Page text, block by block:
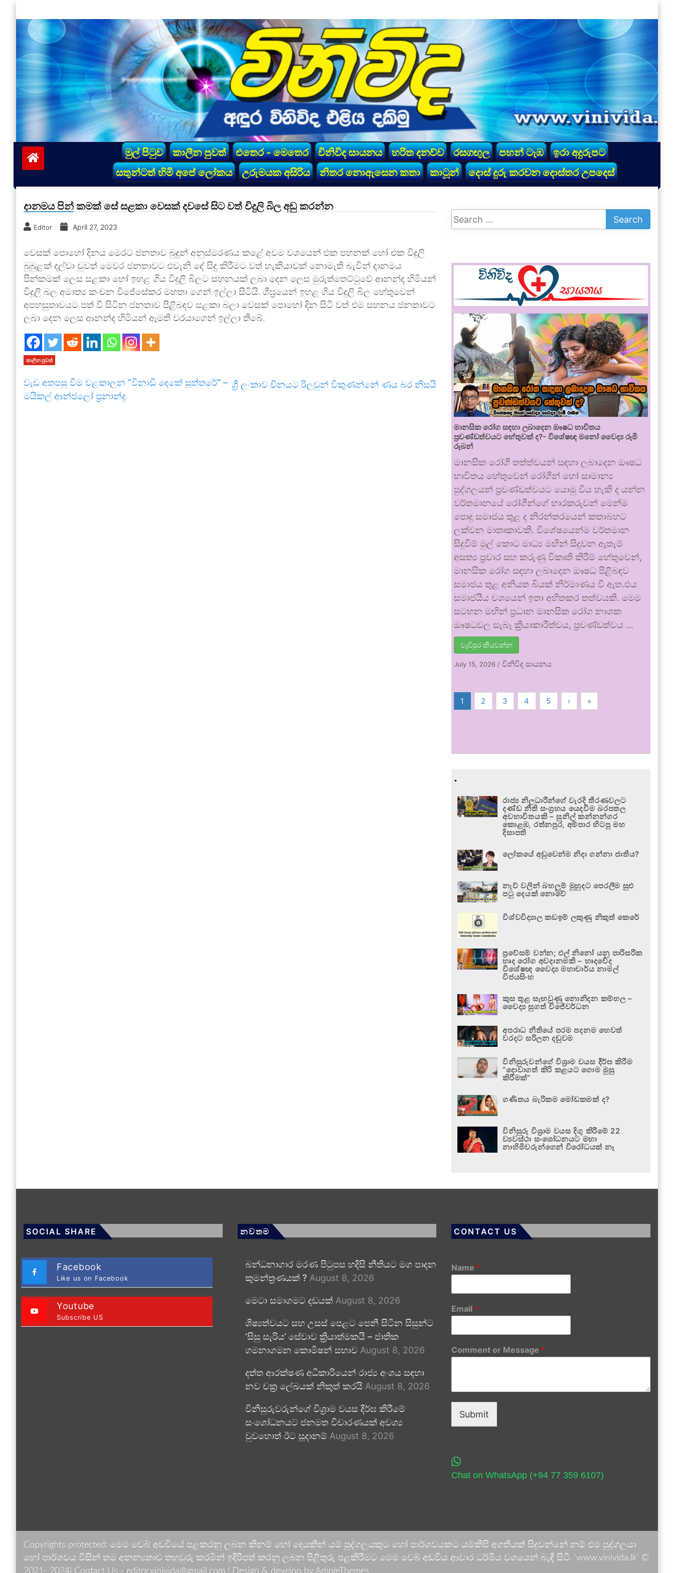
to
content
vinivida.lk
මුල් පිටුව කාලීන පුවත් එතෙර - මෙතෙර විනිවිද සායනය හරිත දනව්ව රසගඟුල පහන් ටැඹ
ඉරා අදුරුපට
සතුන්ටත් හිමි අපේ ලෝකය
උරුමයක අසිරිය නිතර නොඇසෙන කතා කාටූන් දොස් දුරු කරවන දොස්තර උපදෙස්
දානමය පින් කමක් සේ සළකා වෙසක් දවසේ සිට වත් විදුලි බිල අඩු කරන්න
Editor April 27, 2023
වෙසක් පොහෝ දිනය මෙරට ජනතාව බුදුන් අනුස්මරණය කළේ අවම වශයෙන් එක පහනක් හෝ එක විදුලි
බුබුළක් දල්වා වුවත් මෙවර ජනතාවට එවැනි දේ සිදු කිරීමට වත් හැකියාවක් නොමැති බැවින් දානමය
පින්කමක් ලෙස සළකා හෝ ඉහළ ගිය විදුලි බිලට සහනයක් ලබා දෙන ලෙස මුරුත්තෙට්ටුවේ ආනන්ද හිමියන්
විදුලි බල අමාත්‍ය කංචන විජේසේකර මහතා ගෙන් ඉල්ලා සිටියි. ශීඝ්‍රයෙන් ඉහළ ගිය විදුලි බිල හේතුවෙන්
අපහසුතාවයට පත් වී සිටින ජනතාව පිළිබඳව සළකා බලා වෙසක් පොහෝ දින සිටි වත් එම සහනය ජනතාවට
ලබා දෙන ලෙස ආනන්ද හිමියන් ඇමති වරයාගෙන් ඉල්ලා තිබේ.
කාලීන පුවත්
වැඩ අතපසු වීම වළකාලන “විනාඩි දෙකේ සූත්තරේ” –
මයිකල් ආන්ජලෝ ප්‍රනාන්දු
ශ්‍රී ලංකාව චීනයට රිලවුන් විකුණන්නේ ණ‍ය බර නිසයි
මානසික රෝග සඳහා ලබාදෙන ඖෂධ භාවිතය
ප්‍රචණ්ඩත්වයට හේතුවක් ද?- විශේෂඥ මනෝ වෛද්‍ය රූමි
රූබන්
මානසික රෝගී තත්ත්වයන් සඳහා ලබාදෙන ඖෂධ
භාවිතය හේතුවෙන් රෝගීන් හෝ සාමාන්‍ය
පුද්ගලයන් ප්‍රචණ්ඩත්වයට යොමු විය හැකි ද යන්න
වර්තමානයේ රෝගීන්ගේ භාරකරුවන් මෙන්ම
පොදු සමාජය තුළ ද නිරන්තරයෙන් කතාබහට
ලක්වන මාතෘකාවකි. විශේෂයෙන්ම වර්තමාන
සිදුවීම් මුල් කොට මාධ්‍ය මඟින් සිදුවන ඇතැම්
අසත්‍ය ප්‍රචාර සහ කරුණු විකෘති කිරීම් හේතුවෙන්,
මානසික රෝග සඳහා ලබාදෙන ඖෂධ පිළිබඳව
සමාජය තුළ අනියත බියක් නිර්මාණය වී ඇත.එය
සමාජයීය වශයෙන් ඉතා අහිතකර තත්වයකි. මෙම
සටහන මඟින් ප්‍රධාන මානසික රෝග නාශක
ඖෂධවල සැබෑ ක්‍රියාකාරීත්වය, ප්‍රචණ්ඩත්වය …
වැඩිපුර කියවන්න
July 15, 2026 /විනිවිද සායනය
1 2 3 4 5 › »
.
රාජ්‍ය නිලධාරීන්ගේ වැරදි තීරණවලට
දණ්ඩ නීති සංග්‍රහය යෙදවීම බරපතල
අවභාවිතයකි – සුනිල් කන්නන්ගර
කොළඹ, රත්නපුර, අම්පාර හිටපු මහ
දිසාපති
ලෝකයේ අඩුවෙන්ම නිදා ගන්නා ජාතිය?
නැව් වලින් බහලුම් මුහුදට පෙරලීම සුළු
පටු දෙයක් නොවේ
විශ්වවිද්‍යාල කඩඉම් ලකුණු නිකුත් කෙරේ
ප්‍රවේසම් වන්න; එල් නිනෝ යනු පාරිසරික
හෘද රෝග අවදානමකි – හෘදවේද
විශේෂඥ වෛද්‍ය මහාචාර්ය නාමල්
විජයසිංහ
කුස තුළ සැඟවුණු නොනිදන කම්හල –
වෛද්‍ය සුගත් විජේවර්ධන
අපරාධ නීතියේ පරම පදනම හෙවත්
වරදට සරිලන දඬුවම
විනිසුරුවන්ගේ විශ්‍රාම වයස දීර්ඝ කිරීම
“දොවාගත් කිරි කළයට ගොම මුසු
කිරීමක්”
ගණිතය බැරිකම මෝඩකමක් ද?
විනිසුරු විශ්‍රාම වයස දිගු කිරීමේ 22
ව්‍යවස්ථා සංශෝධනයට මහා
නාහිමිවරුන්ගෙන් විරෝධයක් නෑ
SOCIAL SHARE
Facebook
Like us on Facebook
Youtube
Subscribe US
නවතම
බන්ධනාගාර මරණ පිටුපස හදිසි නීතියට මග පාදන
කුමන්ත්‍රණයක් ? August 8, 2026
මෙටා සමාගමට දඩයක් August 8, 2026
ශිෂ්‍යත්වයට සහ උසස් පෙළට පෙනී සිටින සිසුන්ට
‘සිසු සැරිය’ සේවාව ක්‍රියාත්මකයි – ජාතික
ගමනාගමන කොමිෂන් සභාව August 8, 2026
දත්ත ආරක්ෂණ අධිකාරියෙන් රාජ්‍ය අංශය සඳහා
නව චක්‍ර ලේඛයක් නිකුත් කරයි August 8, 2026
විනිසුරුවරුන්ගේ විශ්‍රාම වයස දීර්ඝ කිරීමේ
සංශෝධනයට ජනමත විචාරණයක් අවශ්‍ය
වුවහොත් ඊට සූදානම් August 8, 2026
CONTACT US
Name *
Email *
Comment or Message *
Submit
Chat on WhatsApp (+94 77 359 6107)
Copyrights protected: මෙම වෙබ් අඩවියේ පළකරනු ලබන කිනම් හෝ දෙයකින් යම් පුද්ගලයකුට හෝ පාර්ශවයකට යම්කිසි අගතියක් සිදුවන්නේ නම් එම පුද්ගලයා
හෝ පාර්ශවය විසින් තම අනන්‍යතාව තහවුරු කරමින් ඉදිරිපත් කරනු ලබන පිළිතුරු පළකිරීමට මෙම වෙබ් අඩවිය ආචාර ධර්මීය වශයෙන් බැඳී සිටී. 'www.vinivida.lk' ©
2021- 2024| Contact Us - editor.vinivida@gmail.com |
Design & develop by AmpleThemes